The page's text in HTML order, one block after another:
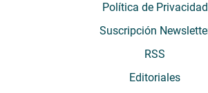
Política de Privacidad
Suscripción
RSS
Editoriales